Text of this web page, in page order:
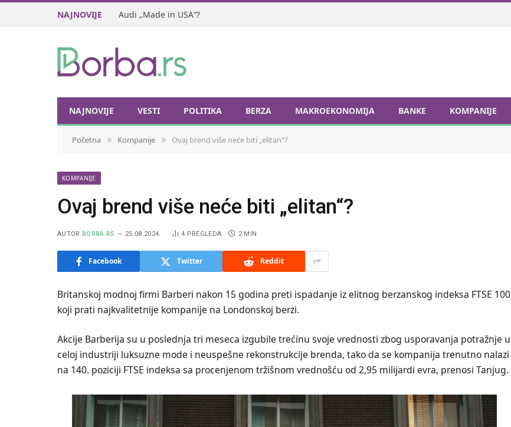
NAJNOVIJE Audi „Made in USA“?
NAJNOVIJE VESTI POLITIKA BERZA MAKROEKONOMIJA BANKE KOMPANIJE
Početna » Kompanije » Ovaj brend više neće biti „elitan“?
KOMPANIJE
Ovaj brend više neće biti „elitan“?
AUTOR BORBA.RS 25.08.2024. 4 PREGLEDA 2 MIN.
Facebook Twitter Reddit
Britanskoj modnoj firmi Barberi nakon 15 godina preti ispadanje iz elitnog berzanskog indeksa FTSE 100
koji prati najkvalitetnije kompanije na Londonskoj berzi.
Akcije Barberija su u poslednja tri meseca izgubile trećinu svoje vrednosti zbog usporavanja potražnje u
celoj industriji luksuzne mode i neuspešne rekonstrukcije brenda, tako da se kompanija trenutno nalazi
na 140. poziciji FTSE indeksa sa procenjenom tržišnom vrednošću od 2,95 milijardi evra, prenosi Tanjug.